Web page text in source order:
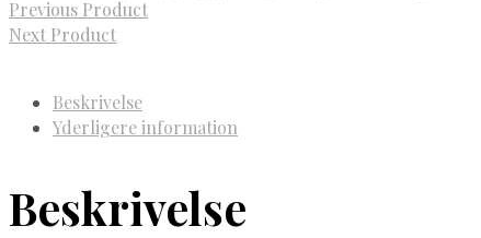
Previous Product
Next Product
Beskrivelse
Yderligere information
Beskrivelse